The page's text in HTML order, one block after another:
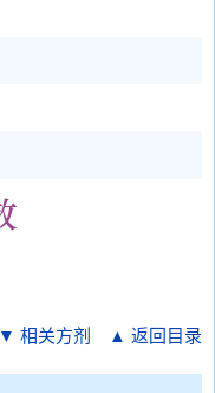
▼ 相关方剂 ▲ 返回目录